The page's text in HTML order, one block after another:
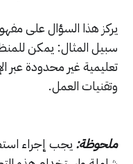
يركز هذا السؤال على
سبيل المثال: يمكن
تعليمية غير محدودة عبر
وتقنيات العمل.
ملحوظة: يجب إجراء